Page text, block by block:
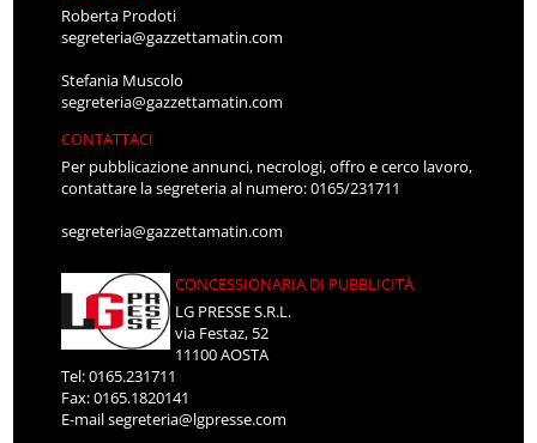
Roberta Prodoti
segreteria@gazzettamatin.com
Stefania Muscolo
segreteria@gazzettamatin.com
CONTATTACI
Per pubblicazione annunci, necrologi, offro e cerco lavoro,
contattare la segreteria al numero: 0165/231711
segreteria@gazzettamatin.com
CONCESSIONARIA DI PUBBLICITÀ
LG PRESSE S.R.L.
via Festaz, 52
11100 AOSTA
Tel: 0165.231711
Fax: 0165.1820141
E-mailsegreteria@lgpresse.com